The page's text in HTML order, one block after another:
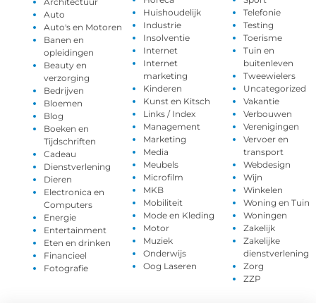
Auto
Auto's en Motoren
Banen en
opleidingen
Beauty en
verzorging
Bedrijven
Bloemen
Blog
Boeken en
Tijdschriften
Cadeau
Dienstverlening
Dieren
Electronica en
Computers
Energie
Entertainment
Eten en drinken
Financieel
Fotografie
Huishoudelijk
Industrie
Insolventie
Internet
Internet
marketing
Kinderen
Kunst en Kitsch
Links / Index
Management
Marketing
Media
Meubels
Microfilm
MKB
Mobiliteit
Mode en Kleding
Motor
Muziek
Onderwijs
Oog Laseren
Telefonie
Testing
Toerisme
Tuin en
buitenleven
Tweewielers
Uncategorized
Vakantie
Verbouwen
Verenigingen
Vervoer en
transport
Webdesign
Wijn
Winkelen
Woning en Tuin
Woningen
Zakelijk
Zakelijke
dienstverlening
Zorg
ZZP